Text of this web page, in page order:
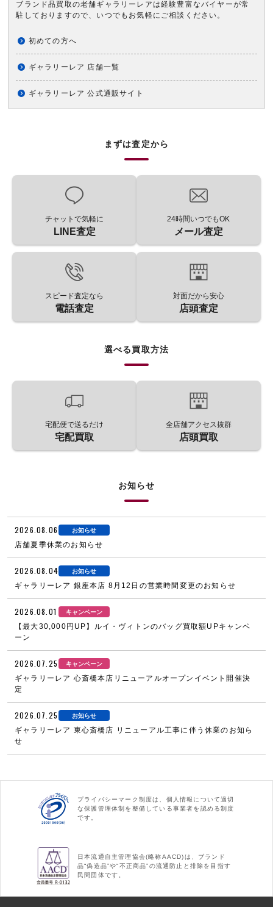
ブランド品買取の老舗ギャラリーレアは経験豊富なバイヤーが常
駐しておりますので、いつでもお気軽にご相談ください。
初めての方へ
ギャラリーレア 店舗一覧
ギャラリーレア 公式通販サイト
まずは査定から
チャットで気軽に
LINE査定
24時間いつでもOK
メール査定
スピード査定なら
電話査定
対面だから安心
店頭査定
選べる買取方法
宅配便で送るだけ
宅配買取
全店舗アクセス抜群
店頭買取
お知らせ
2026.08.06 お知らせ
店舗夏季休業のお知らせ
2026.08.04 お知らせ
ギャラリーレア 銀座本店 8月12日の営業時間変更のお知らせ
2026.08.01 キャンペーン
【最大30,000円UP】ルイ・ヴィトンのバッグ買取額UPキャンペ
ーン
2026.07.25 キャンペーン
ギャラリーレア 心斎橋本店リニューアルオープンイベント開催決
定
2026.07.25 お知らせ
ギャラリーレア 東心斎橋店 リニューアル工事に伴う休業のお知ら
せ
プライバシーマーク制度は、個人情報について適切
な保護管理体制を整備している事業者を認める制度
です。
日本流通自主管理協会(略称AACD)は、ブランド
品“偽造品”や“不正商品”の流通防止と排除を目指す
民間団体です。